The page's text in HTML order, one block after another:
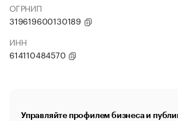
ОГРНИП
319619600130189
ИНН
614110484570
Управляйте профилем бизнеса и